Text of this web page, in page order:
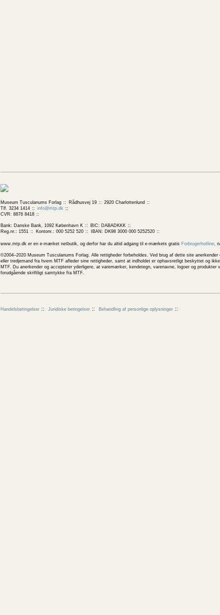
Museum Tusculanums Forlag Rådhusvej 19
2920 Charlottenlund
Tlf. 3234 1414
info@mtp.dk
CVR: 8876 8418
Bank: Danske Bank, 1092 København K
BIC: DABADKKK
Reg.nr.: 1551
Kontonr.: 000 5252 520 IBAN: DK98 3000 000 5252520
www.mtp.dk er en e-mærket netbutik, og derfor har du altid adgang til e-mærkets gratis Forbrugerhotline,
©2004–2020 Museum Tusculanums Forlag. Alle rettigheder forbeholdes. Ved brug af dette site
eller tredjemand fra hvem MTF afleder sine rettigheder, samt at indholdet er ophavsretligt beskyttet og
MTF. Du anerkender og accepterer yderligere, at varemærker, kendetegn, varenavne, logoer og
forudgående skriftligt samtykke fra MTF.
Handelsbetingelser Juridiske betingelser Behandling af personlige oplysninger